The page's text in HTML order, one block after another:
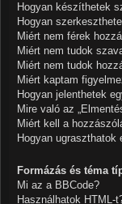
Hogyan készíthetek
Hogyan
Miért nem férek
Miért nem tudok
Miért nem tudok
Miért kaptam
Hogyan jelenthetek
Mire való az
Miért kell a
Hogyan ugraszthatok
Formázás és téma
Mi az a BBCode?
Használhatok HTML-